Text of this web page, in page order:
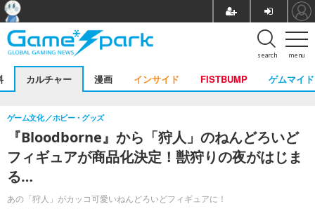
menu
search
カルチャー 漫画 インサイド FISTBUMP ゲムマイド
『Bloodborne』から「狩人」のねんどろいど
フィギュアが商品化決定！獣狩りの夜がはじま
る…
あの「狩人」がカッコ可愛いねんどろいどフィギュアに！
ゲーム文化 ホビー・グッズ